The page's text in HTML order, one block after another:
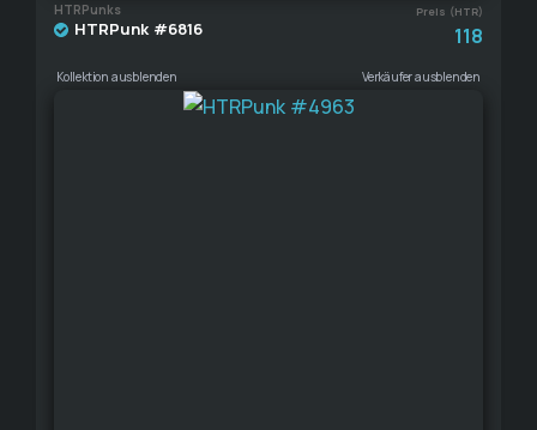
HTRPunks Preis (HTR)
HTRPunk #6816 118
Kollektion ausblenden Verkäufer ausblenden